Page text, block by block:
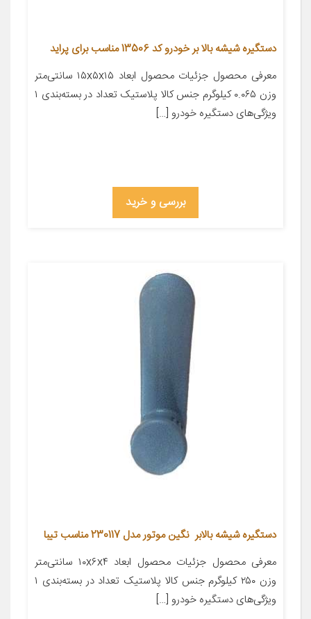
دستگیره شیشه بالا بر خودرو کد 13506 مناسب برای پراید
معرفی محصول جزئیات محصول ابعاد ۱۵x۵x۱۵ سانتی‌متر
وزن ۰.۰۶۵ کیلوگرم جنس کالا پلاستیک تعداد در بسته‌بندی ۱
ویژگی‌های دستگیره خودرو […]
بررسی و خرید
دستگیره شیشه بالابر نگین موتور مدل 230117 مناسب تیبا
معرفی محصول جزئیات محصول ابعاد ۱۰x۶x۴ سانتی‌متر
وزن ۲۵۰ کیلوگرم جنس کالا پلاستیک تعداد در بسته‌بندی ۱
ویژگی‌های دستگیره خودرو […]